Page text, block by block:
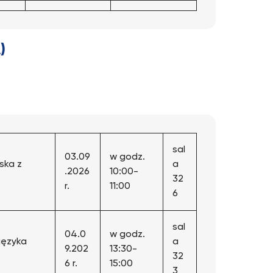
z
03.09
.2026
r.
w godz.
10:00-
11:00
sal
a
32
6
04.0
9.202
6 r.
w godz.
13:30-
15:00
sal
a
32